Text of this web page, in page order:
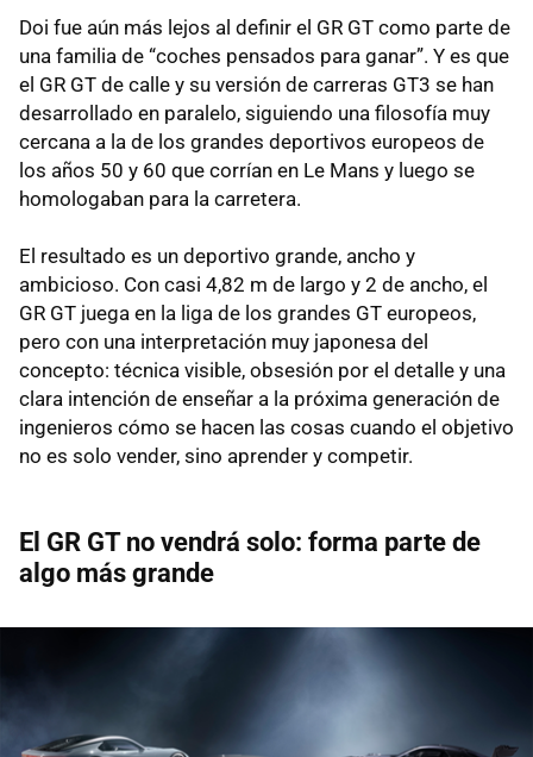
Doi fue aún más lejos al definir el GR GT como parte de
una familia de “coches pensados para ganar”. Y es que
el GR GT de calle y su versión de carreras GT3 se han
desarrollado en paralelo, siguiendo una filosofía muy
cercana a la de los grandes deportivos europeos de
los años 50 y 60 que corrían en Le Mans y luego se
homologaban para la carretera.
El resultado es un deportivo grande, ancho y
ambicioso. Con casi 4,82 m de largo y 2 de ancho, el
GR GT juega en la liga de los grandes GT europeos,
pero con una interpretación muy japonesa del
concepto: técnica visible, obsesión por el detalle y una
clara intención de enseñar a la próxima generación de
ingenieros cómo se hacen las cosas cuando el objetivo
no es solo vender, sino aprender y competir.
El GR GT no vendrá solo: forma parte de
algo más grande